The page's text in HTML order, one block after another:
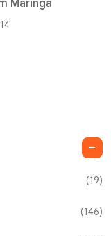
Maringá
(19)
(146)